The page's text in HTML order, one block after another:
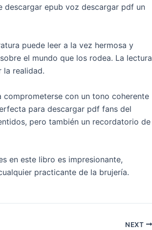
descargar epub voz descargar pdf un
puede leer a la vez hermosa y
el mundo que los rodea. La lectura
la realidad.
con un tono coherente
para descargar pdf fans del
pero también un recordatorio de
en este libro es impresionante,
practicante de la brujería.
NEXT